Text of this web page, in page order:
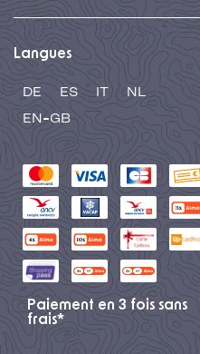
Langues
DE ES IT
NL
EN-GB
Paiement en 3 fois sans
frais*